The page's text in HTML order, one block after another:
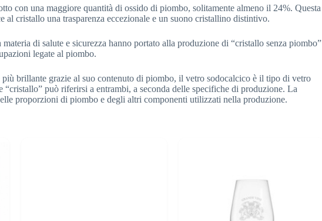
con una maggiore quantità di ossido di piombo, solitamente almeno il 24%. Questa
al cristallo una trasparenza eccezionale e un suono cristallino distintivo.
di salute e sicurezza hanno portato alla produzione di “cristallo senza piombo”
legate al piombo.
brillante grazie al suo contenuto di piombo, il vetro sodocalcico è il tipo di vetro
può riferirsi a entrambi, a seconda delle specifiche di produzione. La
proporzioni di piombo e degli altri componenti utilizzati nella produzione.